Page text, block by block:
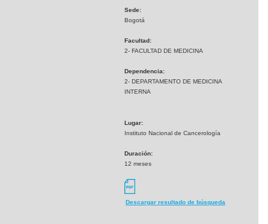
Sede:
Bogotá
Facultad:
2- FACULTAD DE MEDICINA
Dependencia:
2- DEPARTAMENTO DE MEDICINA
INTERNA
Lugar:
Instituto Nacional de Cancerología
Duración:
12 meses
Descargar resultado de búsqueda